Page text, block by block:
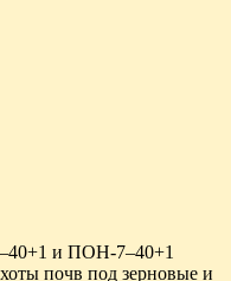
и ПОН-7‒40+1
почв под зерновые и